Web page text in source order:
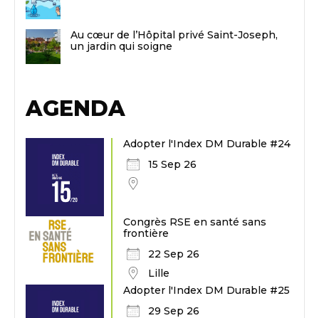
Au cœur de l’Hôpital privé Saint-Joseph,
un jardin qui soigne
AGENDA
Adopter l'Index DM Durable #24
15 Sep 26
Congrès RSE en santé sans
frontière
22 Sep 26
Lille
Adopter l'Index DM Durable #25
29 Sep 26